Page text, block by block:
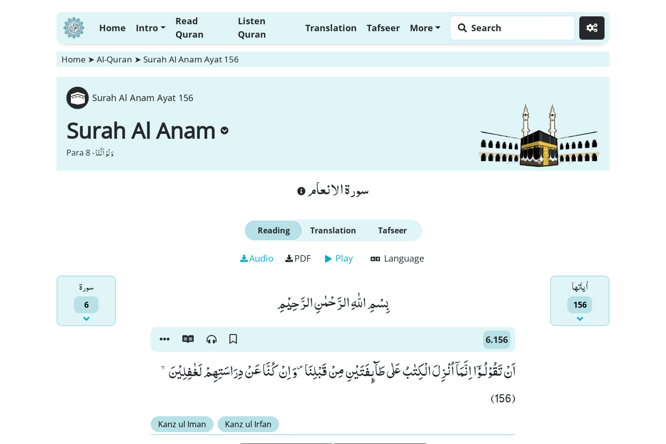
Home Intro
Read
Quran
Listen
Quran
Translation Tafseer More Search
Home ➤ Al-Quran ➤ Surah Al Anam Ayat 156
Surah Al Anam Ayat 156
Surah Al Anam
Para 8 -وَ لَوْ اَنَّنَا
سورة الانعام
Reading Translation Tafseer
Audio PDF Play Language
سورۃ
6
اٰياتها
156 بِسْمِ اللّٰهِ الرَّحْمٰنِ الرَّحِیْمِ
6.156
اَنْ تَقُوْلُـوْۤا اِنَّمَاۤ اُنْزِلَ الْكِتٰبُ عَلٰى طَآىٕفَتَیْنِ مِنْ قَبْلِنَا۪-وَ اِنْ كُنَّا عَنْ دِرَاسَتِهِمْ لَغٰفِلِیْنَۙ
(156)
Kanz ul Iman Kanz ul Irfan